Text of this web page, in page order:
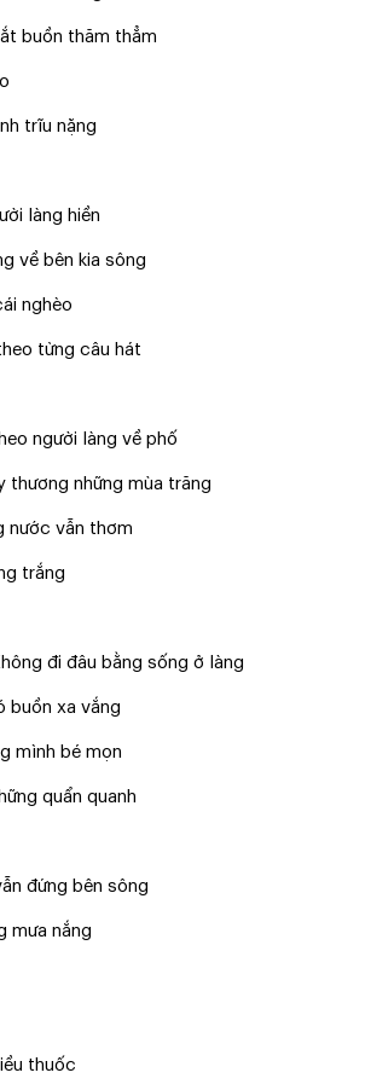
buồn thăm thẳm
trĩu nặng
làng hiền
về bên kia sông
nghèo
từng câu hát
người làng về phố
thương những mùa trăng
nước vẫn thơm
trắng
đi đâu bằng sống ở làng
buồn xa vắng
mình bé mọn
quẩn quanh
đứng bên sông
mưa nắng
thuốc